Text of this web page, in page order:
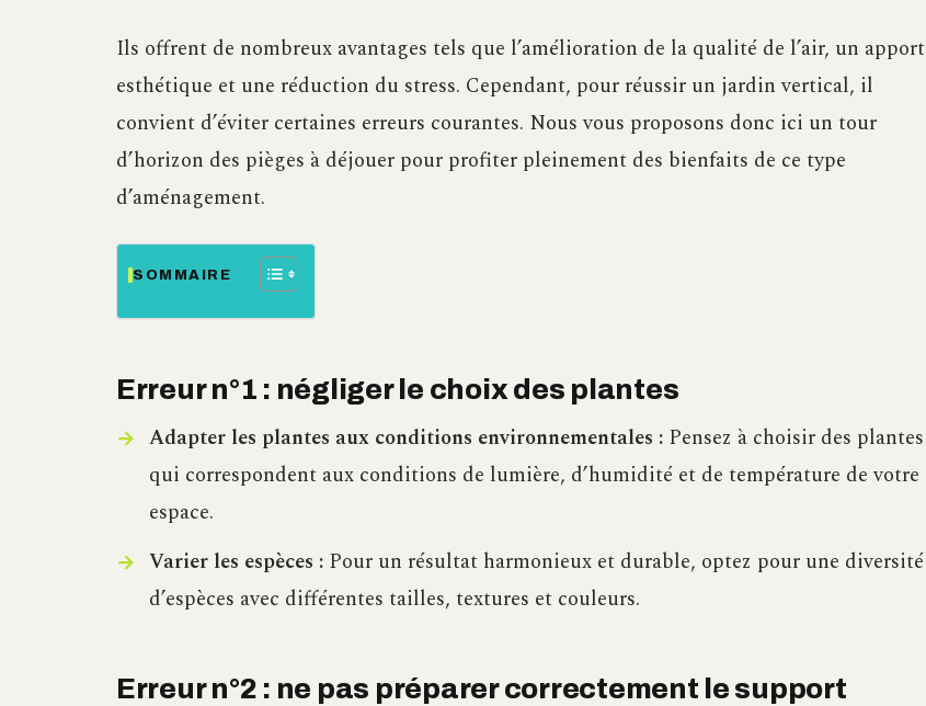
Ils offrent de nombreux avantages tels que l’amélioration de la qualité de l’air, un apport
esthétique et une réduction du stress. Cependant, pour réussir un jardin vertical, il
convient d’éviter certaines erreurs courantes. Nous vous proposons donc ici un tour
d’horizon des pièges à déjouer pour profiter pleinement des bienfaits de ce type
d’aménagement.
SOMMAIRE
Erreur n°1 : négliger le choix des plantes
Adapter les plantes aux conditions environnementales :Pensez à choisir des plantes
qui correspondent aux conditions de lumière, d’humidité et de température de votre
espace.
Varier les espèces :Pour un résultat harmonieux et durable, optez pour une diversité
d’espèces avec différentes tailles, textures et couleurs.
Erreur n°2 : ne pas préparer correctement le support